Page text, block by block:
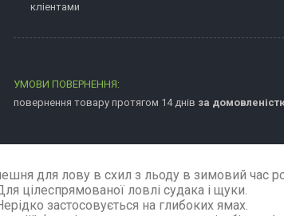
кліентами
повернення товару протягом 14 днів за
для лову в схил з льоду в зимовий час
цілеспрямованої ловлі судака і щуки.
застосовується на глибоких ямах.